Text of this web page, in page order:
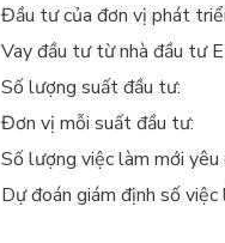
Đầu tư của đơn vị phát
Vayđầu tư từ nhà đầu
Số lượng suất đầu tư:
Đơn vị mỗi suất
Số lượng việclàm mới
Dự đoán giám định số